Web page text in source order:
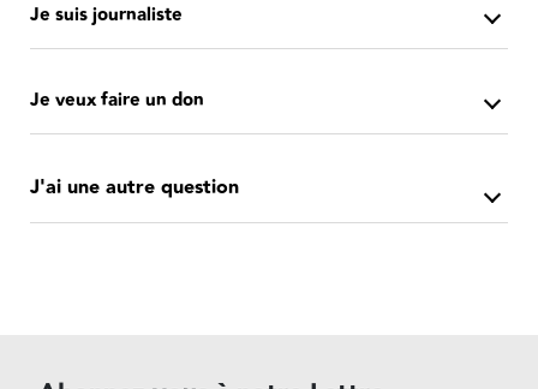
Je suis journaliste
Je veux faire un don
J'ai une autre question